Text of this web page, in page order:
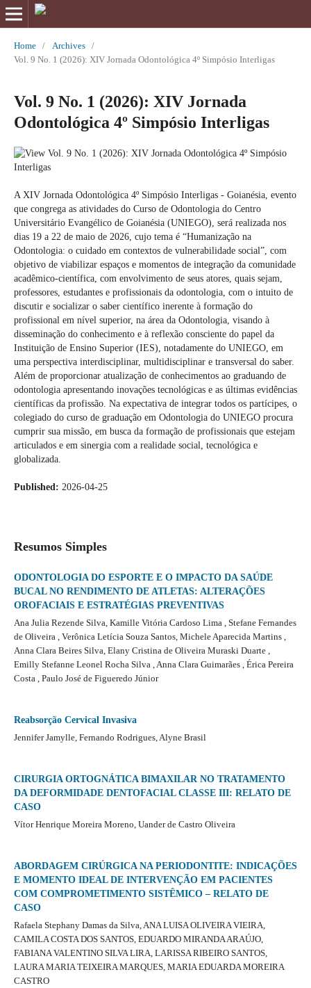
Home / Archives
/
Vol. 9 No. 1 (2026): XIV Jornada Odontológica 4º Simpósio Interligas
Vol. 9 No. 1 (2026): XIV Jornada
Odontológica 4º Simpósio Interligas
A XIV Jornada Odontológica 4º Simpósio Interligas - Goianésia, evento
que congrega as atividades do Curso de Odontologia do Centro
Universitário Evangélico de Goianésia (UNIEGO), será realizada nos
dias 19 a 22 de maio de 2026, cujo tema é “Humanização na
Odontologia: o cuidado em contextos de vulnerabilidade social”, com
objetivo de viabilizar espaços e momentos de integração da comunidade
acadêmico-científica, com envolvimento de seus atores, quais sejam,
professores, estudantes e profissionais da odontologia, com o intuito de
discutir e socializar o saber científico inerente à formação do
profissional em nível superior, na área da Odontologia, visando à
disseminação do conhecimento e à reflexão consciente do papel da
Instituição de Ensino Superior (IES), notadamente do UNIEGO, em
uma perspectiva interdisciplinar, multidisciplinar e transversal do saber.
Além de proporcionar atualização de conhecimentos ao graduando de
odontologia apresentando inovações tecnológicas e as últimas evidências
científicas da profissão. Na expectativa de integrar todos os partícipes, o
colegiado do curso de graduação em Odontologia do UNIEGO procura
cumprir sua missão, em busca da formação de profissionais que estejam
articulados e em sinergia com a realidade social, tecnológica e
globalizada.
Published: 2026-04-25
Resumos Simples
ODONTOLOGIA DO ESPORTE E O IMPACTO DA SAÚDE
BUCAL NO RENDIMENTO DE ATLETAS: ALTERAÇÕES
OROFACIAIS E ESTRATÉGIAS PREVENTIVAS
Ana Julia Rezende Silva, Kamille Vitória Cardoso Lima , Stefane Fernandes
de Oliveira , Verônica Letícia Souza Santos, Michele Aparecida Martins ,
Anna Clara Beires Silva, Elany Cristina de Oliveira Muraski Duarte ,
Emilly Stefanne Leonel Rocha Silva , Anna Clara Guimarães , Érica Pereira
Costa , Paulo José de Figueredo Júnior
Reabsorção Cervical Invasiva
Jennifer Jamylle, Fernando Rodrigues, Alyne Brasil
CIRURGIA ORTOGNÁTICA BIMAXILAR NO TRATAMENTO
DA DEFORMIDADE DENTOFACIAL CLASSE III: RELATO DE
CASO
Vítor Henrique Moreira Moreno, Uander de Castro Oliveira
ABORDAGEM CIRÚRGICA NA PERIODONTITE: INDICAÇÕES
E MOMENTO IDEAL DE INTERVENÇÃO EM PACIENTES
COM COMPROMETIMENTO SISTÊMICO – RELATO DE
CASO
Rafaela Stephany Damas da Silva, ANA LUISA OLIVEIRA VIEIRA,
CAMILA COSTA DOS SANTOS, EDUARDO MIRANDA ARAÚJO,
FABIANA VALENTINO SILVA LIRA, LARISSA RIBEIRO SANTOS,
LAURA MARIA TEIXEIRA MARQUES, MARIA EDUARDA MOREIRA
CASTRO